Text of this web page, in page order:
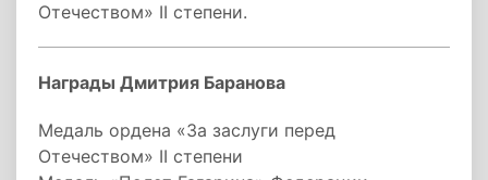
Отечеством» II степени.
Награды Дмитрия Баранова
Медаль ордена «За заслуги перед
Отечеством» II степени